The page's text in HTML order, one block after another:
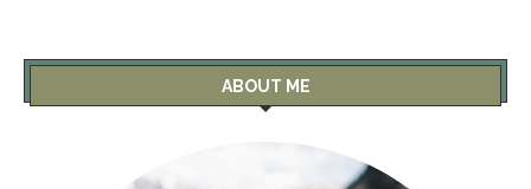
ABOUT ME